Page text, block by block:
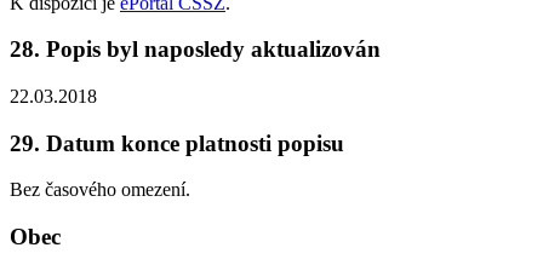
28. Popis byl naposledy aktualizován
22.03.2018
29. Datum konce platnosti popisu
Bez časového omezení.
Obec